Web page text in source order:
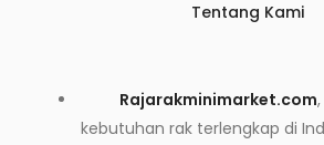
Tentang Kami
Rajarakminimarket.com
kebutuhan rak terlengkap di